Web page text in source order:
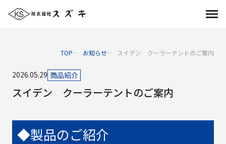
TOP お知らせ スイデン クーラーテントのご案内
2026.05.29 商品紹介
スイデン クーラーテントのご案内
◆製品のご紹介